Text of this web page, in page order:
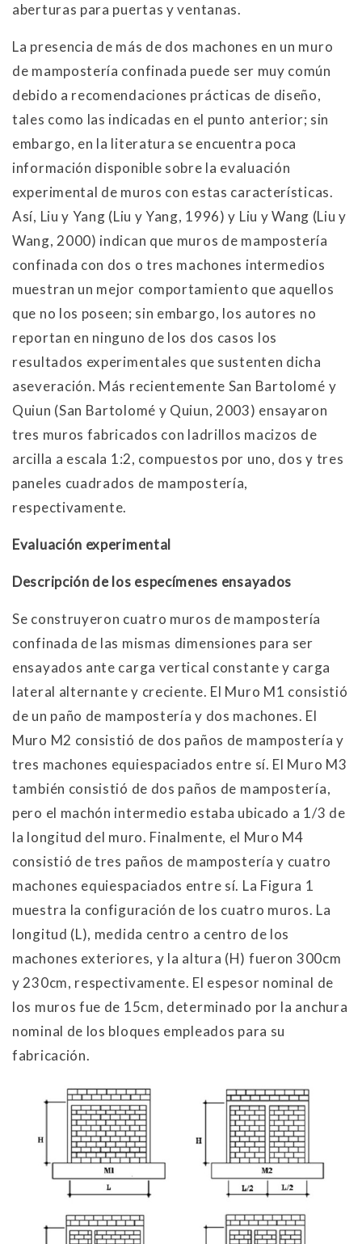
aberturas para puertas y ventanas.
La presencia de más de dos machones en un muro
de mampostería confinada puede ser muy común
debido a recomendaciones prácticas de diseño,
tales como las indicadas en el punto anterior; sin
embargo, en la literatura se encuentra poca
información disponible sobre la evaluación
experimental de muros con estas características.
Así, Liu y Yang (Liu y Yang, 1996) y Liu y Wang (Liu y
Wang, 2000) indican que muros de mampostería
confinada con dos o tres machones intermedios
muestran un mejor comportamiento que aquellos
que no los poseen; sin embargo, los autores no
reportan en ninguno de los dos casos los
resultados experimentales que sustenten dicha
aseveración. Más recientemente San Bartolomé y
Quiun (San Bartolomé y Quiun, 2003) ensayaron
tres muros fabricados con ladrillos macizos de
arcilla a escala 1:2, compuestos por uno, dos y tres
paneles cuadrados de mampostería,
respectivamente.
Evaluación experimental
Descripción de los especímenes ensayados
Se construyeron cuatro muros de mampostería
confinada de las mismas dimensiones para ser
ensayados ante carga vertical constante y carga
lateral alternante y creciente. El Muro M1 consistió
de un paño de mampostería y dos machones. El
Muro M2 consistió de dos paños de mampostería y
tres machones equiespaciados entre sí. El Muro M3
también consistió de dos paños de mampostería,
pero el machón intermedio estaba ubicado a 1/3 de
la longitud del muro. Finalmente, el Muro M4
consistió de tres paños de mampostería y cuatro
machones equiespaciados entre sí. La Figura 1
muestra la configuración de los cuatro muros. La
longitud (L), medida centro a centro de los
machones exteriores, y la altura (H) fueron 300cm
y 230cm, respectivamente. El espesor nominal de
los muros fue de 15cm, determinado por la anchura
nominal de los bloques empleados para su
fabricación.